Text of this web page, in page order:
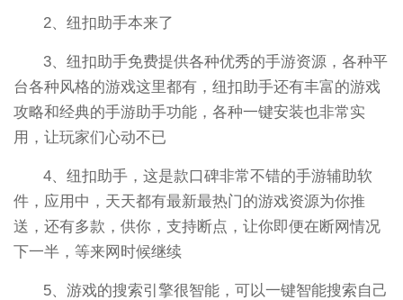
2、纽扣助手本来了
3、纽扣助手免费提供各种优秀的手游资源，各种平
台各种风格的游戏这里都有，纽扣助手还有丰富的游戏
攻略和经典的手游助手功能，各种一键安装也非常实
用，让玩家们心动不已
4、纽扣助手，这是款口碑非常不错的手游辅助软
件，应用中，天天都有最新最热门的游戏资源为你推
送，还有多款，供你，支持断点，让你即便在断网情况
下一半，等来网时候继续
5、游戏的搜索引擎很智能，可以一键智能搜索自己